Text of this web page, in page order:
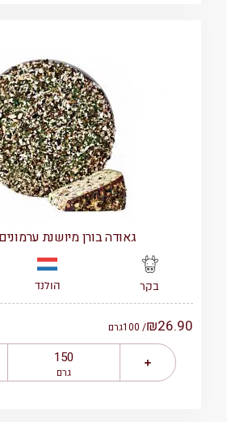
גאודה בורן מיושנת
בקר הולנד
₪26.90
/ 100 גרם
גרם